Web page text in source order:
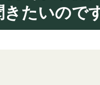
きたいので